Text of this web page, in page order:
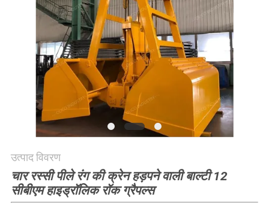
CONTACT
साइटमैप
गोपनीयता
उत्पाद विवरण
चार रस्सी पीले रंग की क्रेन हड़पने वाली बाल्टी 12
सीबीएम हाइड्रॉलिक रॉक ग्रैपल्स